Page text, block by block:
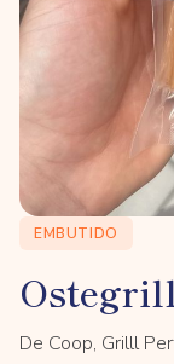
EMBUTIDO
De Coop, Grilll